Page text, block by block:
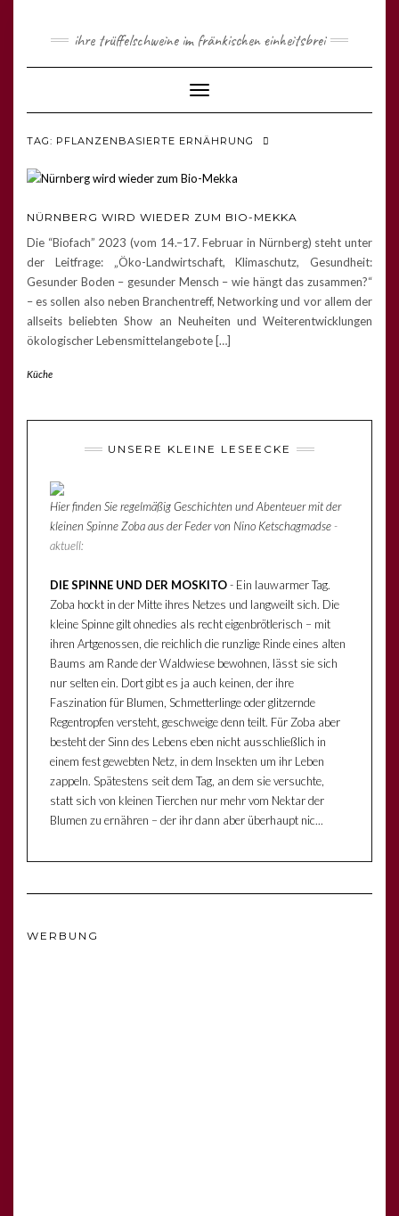
ihre trüffelschweine im fränkischen einheitsbrei
Toggle
Navigation
TAG: PFLANZENBASIERTE ERNÄHRUNG
NÜRNBERG WIRD WIEDER ZUM BIO-MEKKA
Die “Biofach” 2023 (vom 14.–17. Februar in Nürnberg) steht unter
der Leitfrage: „Öko-Landwirtschaft, Klimaschutz, Gesundheit:
Gesunder Boden – gesunder Mensch – wie hängt das zusammen?“
– es sollen also neben Branchentreff, Networking und vor allem der
allseits beliebten Show an Neuheiten und Weiterentwicklungen
ökologischer Lebensmittelangebote […]
Küche
UNSERE KLEINE LESEECKE
Hier finden Sie regelmäßig Geschichten und Abenteuer mit der
kleinen Spinne Zoba aus der Feder von Nino Ketschagmadse-
aktuell:
DIE SPINNE UND DER MOSKITO- Ein lauwarmer Tag.
Zoba hockt in der Mitte ihres Netzes und langweilt sich. Die
kleine Spinne gilt ohnedies als recht eigenbrötlerisch – mit
ihren Artgenossen, die reichlich die runzlige Rinde eines alten
Baums am Rande der Waldwiese bewohnen, lässt sie sich
nur selten ein. Dort gibt es ja auch keinen, der ihre
Faszination für Blumen, Schmetterlinge oder glitzernde
Regentropfen versteht, geschweige denn teilt. Für Zoba aber
besteht der Sinn des Lebens eben nicht ausschließlich in
einem fest gewebten Netz, in dem Insekten um ihr Leben
zappeln. Spätestens seit dem Tag, an dem sie versuchte,
statt sich von kleinen Tierchen nur mehr vom Nektar der
Blumen zu ernähren – der ihr dann aber überhaupt nic...
WERBUNG